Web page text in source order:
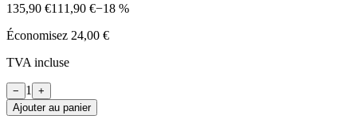
135,90 €111,90 €−18 %
Économisez 24,00 €
TVA incluse
− 1
+
Ajouter au panier